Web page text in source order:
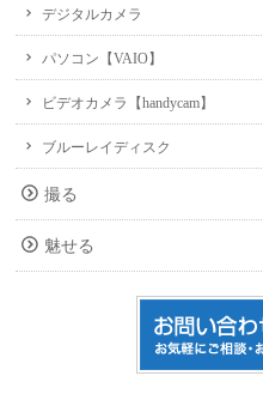
デジタルカメラ
パソコン【VAIO】
ビデオカメラ【handycam】
ブルーレイディスク
撮る
魅せる